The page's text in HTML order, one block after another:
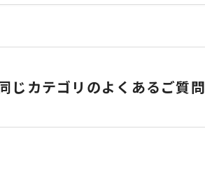
じカテゴリのよくあるご質問